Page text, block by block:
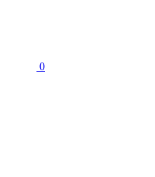
0